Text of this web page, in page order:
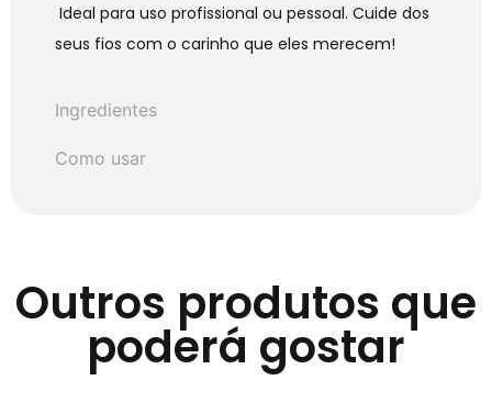
Ingredientes
Como usar
Ideal para uso profissional ou pessoal. Cuide dos
seus fios com o carinho que eles merecem!
Outros produtos que
poderá gostar